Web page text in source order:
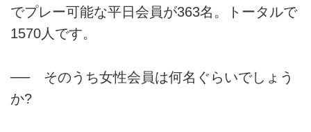
でプレー可能な平日会員が363名。トータルで
1570人です。
── そのうち女性会員は何名ぐらいでしょう
か?